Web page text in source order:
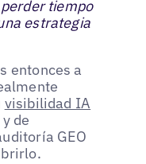
tiempo
estrategia
entonces a
visibilidad IA
de
GEO